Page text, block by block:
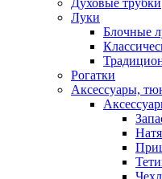
Луки
Блочные
Рогатки
Аксессуары,